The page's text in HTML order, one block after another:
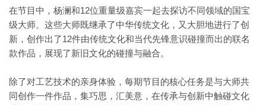
在节目中，杨澜和12位重量级嘉宾一起去探访不同领域的国宝
级大师。这些大师既继承了中华传统文化，又大胆地进行了创
新，创作出了12件由传统文化和当代先锋意识碰撞而出的联名
款作品，展现了新旧文化的碰撞与融合。
除了对工艺技术的亲身体验，每期节目的核心任务是与大师共
同创作一件作品，集巧思，汇美意，在传承与创新中触碰文化